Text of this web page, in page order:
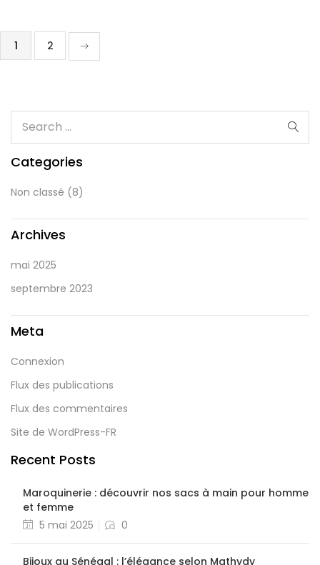
1 2
Categories
Non classé (8)
Archives
mai 2025
septembre 2023
Meta
Connexion
Flux des publications
Flux des commentaires
Site de WordPress-FR
Recent Posts
Maroquinerie : découvrir nos sacs à main pour homme
et femme
5 mai 2025
0
Bijoux au Sénégal : l’élégance selon Mathydy